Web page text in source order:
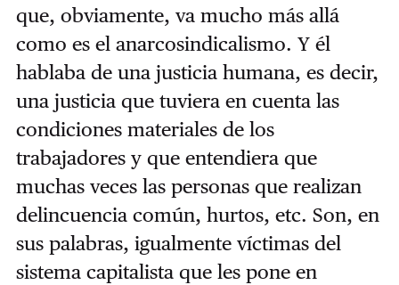
que, obviamente, va mucho más allá
como es el anarcosindicalismo. Y él
hablaba de una justicia humana, es decir,
una justicia que tuviera en cuenta las
condiciones materiales de los
trabajadores y que entendiera que
muchas veces las personas que realizan
delincuencia común, hurtos, etc. Son, en
sus palabras, igualmente víctimas del
sistema capitalista que les pone en